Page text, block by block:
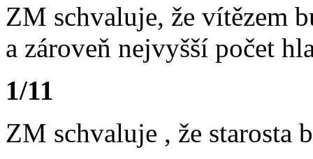
ZM schvaluje, že vítězem
a zároveň nejvyšší počet
1/11
ZM schvaluje , že starosta